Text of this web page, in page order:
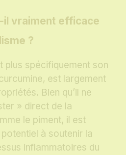
il vraiment efficace
?
plus spécifiquement son
est largement
Bien qu’il ne
» direct de la
le piment, il est
à soutenir la
inflammatoires du